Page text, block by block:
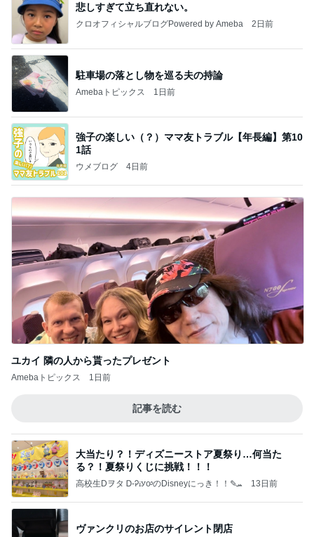
悲しすぎて立ち直れない。
クロオフィシャルブログPowered by Ameba 2日前
駐車場の落とし物を巡る夫の持論
Amebaトピックス 1日前
強子の楽しい（？）ママ友トラブル【年長編】第10
1話
ウメブログ 4日前
ユカイ 隣の人から貰ったプレゼント
Amebaトピックス 1日前
記事を読む
大当たり？！ディズニーストア夏祭り…何当た
る？！夏祭りくじに挑戦！！！
高校生Dヲタ Ꭰ-ᎮꭵꭹꭴのDisneyにっき！！✎ܚ 13日前
ヴァンクリのお店のサイレント閉店